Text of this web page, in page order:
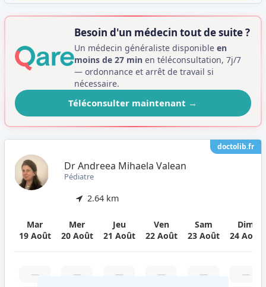
Besoin d'un médecin tout de suite ?
Un médecin généraliste disponibleen
moins de 27 min en téléconsultation, 7j/7
— ordonnance et arrêt de travail si
nécessaire.
Téléconsulter maintenant →
doctolib.fr
Dr Andreea Mihaela Valean
Pédiatre
2.64 km
Mar
19 Août
Mer
20 Août
Jeu
21 Août
Ven
22 Août
Sam
23 Août
Dim
24 Août
—
—
—
—
—
—